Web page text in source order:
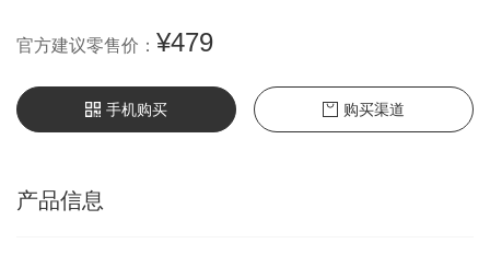
官方建议零售价： ¥479
手机购买 购买渠道
产品信息